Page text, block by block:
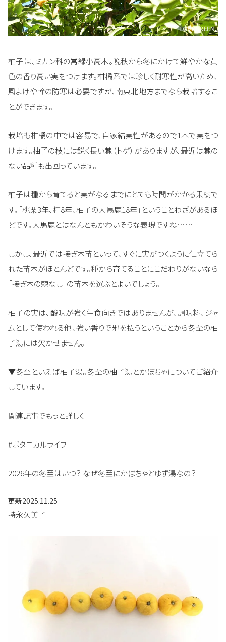
柚子は、ミカン科の常緑小高木。晩秋から冬にかけて鮮やかな黄
色の香り高い実をつけます。柑橘系では珍しく耐寒性が高いため、
風よけや幹の防寒は必要ですが、南東北地方までなら栽培するこ
とができます。
栽培も柑橘の中では容易で、自家結実性があるので1本で実をつ
けます。柚子の枝には鋭く長い棘（トゲ）がありますが、最近は棘の
ない品種も出回っています。
柚子は種から育てると実がなるまでにとても時間がかかる果樹で
す。「桃栗3年、柿8年、柚子の大馬鹿18年」ということわざがあるほ
どです。大馬鹿とはなんともかわいそうな表現ですね……
しかし、最近では接ぎ木苗といって、すぐに実がつくように仕立てら
れた苗木がほとんどです。種から育てることにこだわりがないなら
「接ぎ木の棘なし」の苗木を選ぶとよいでしょう。
柚子の実は、酸味が強く生食向きではありませんが、調味料、ジャ
ムとして使われる他、強い香りで邪を払うということから冬至の柚
子湯には欠かせません。
▼冬至といえば柚子湯。冬至の柚子湯とかぼちゃについてご紹介
しています。
関連記事でもっと詳しく
#ボタニカルライフ
2026年の冬至はいつ？ なぜ冬至にかぼちゃとゆず湯なの？
更新2025.11.25
持永久美子